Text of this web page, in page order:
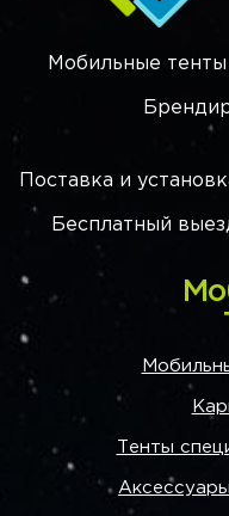
Мобильные тенты
Поставка и
Бесплатный
Тенты